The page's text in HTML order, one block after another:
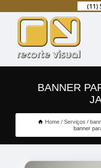
(11)
BANNER
Home Serviços
banner